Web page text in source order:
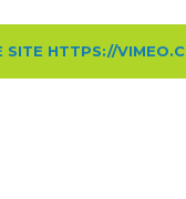
SITE HTTPS://